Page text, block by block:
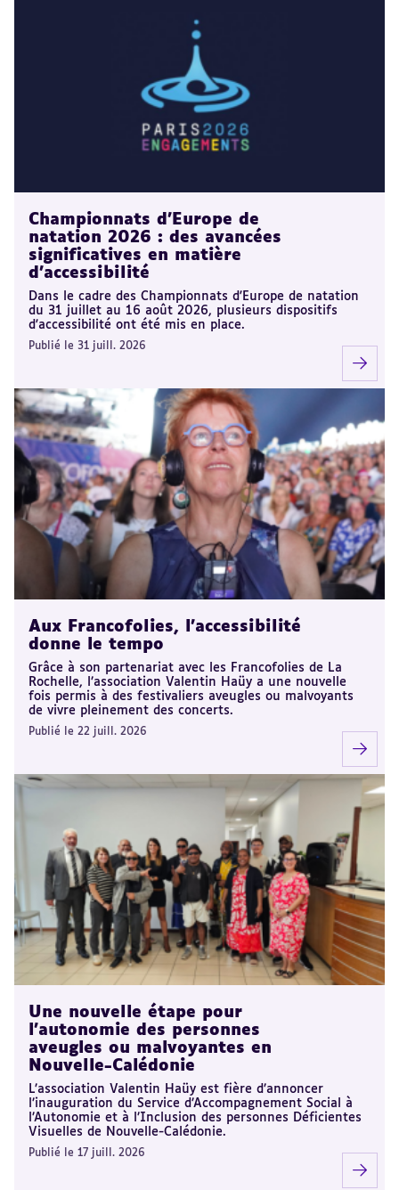
Championnats d'Europe de
natation 2026 : des avancées
significatives en matière
d'accessibilité
Dans le cadre des Championnats d'Europe de natation
du 31 juillet au 16 août 2026, plusieurs dispositifs
d'accessibilité ont été mis en place.
Publié le 31 juill. 2026
Aux Francofolies, l’accessibilité
donne le tempo
Grâce à son partenariat avec les Francofolies de La
Rochelle, l’association Valentin Haüy a une nouvelle
fois permis à des festivaliers aveugles ou malvoyants
de vivre pleinement des concerts.
Publié le 22 juill. 2026
Une nouvelle étape pour
l’autonomie des personnes
aveugles ou malvoyantes en
Nouvelle-Calédonie
L’association Valentin Haüy est fière d’annoncer
l’inauguration du Service d’Accompagnement Social à
l’Autonomie et à l’Inclusion des personnes Déficientes
Visuelles de Nouvelle-Calédonie.
Publié le 17 juill. 2026